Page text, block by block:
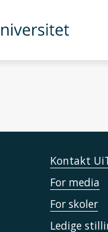
Kontakt
For media
For skoler
Ledige